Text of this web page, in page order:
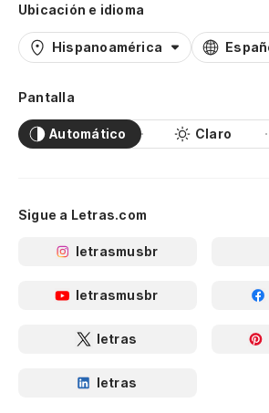
Ubicación e idioma
Hispanoamérica
Pantalla
Automático Claro
Sigue a Letras.com
letrasmusbr
letrasmusbr
letras
letras